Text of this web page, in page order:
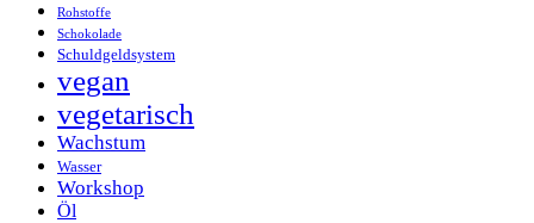
Rohstoffe
Schokolade
Schuldgeldsystem
vegan
vegetarisch
Wachstum
Wasser
Workshop
Öl